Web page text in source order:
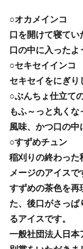
○オカメインコ
口を開けて寝て
口の中に入ったよ
○セキセイインコ
セキセイをにぎ
○ぶんちょ仕立て
もふ～っと丸く
風味、かつ口の
○すずめチュン
稲刈りの終わった
メージのアイスで
すずめの茶色を再
た、後口がさっ
るアイスです。
一般社団法人日本